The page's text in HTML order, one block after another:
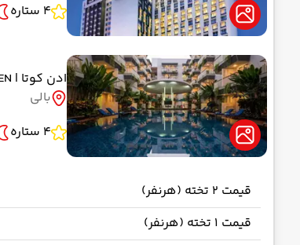
4 ستاره
ادن کوتا | EDEN
بالی
4 ستاره
قیمت 2 تخته (هرنفر)
قیمت 1 تخته (هرنفر)